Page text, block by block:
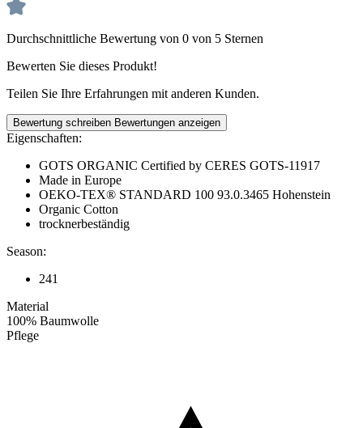
Durchschnittliche Bewertung von 0 von 5 Sternen
Bewerten Sie dieses Produkt!
Teilen Sie Ihre Erfahrungen mit anderen Kunden.
Bewertung schreiben Bewertungen anzeigen
Eigenschaften:
GOTS ORGANIC Certified by CERES GOTS-11917
Made in Europe
OEKO-TEX® STANDARD 100 93.0.3465 Hohenstein
Organic Cotton
trocknerbeständig
Season:
241
Material
100% Baumwolle
Pflege